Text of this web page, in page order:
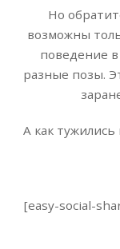
Но
возможны
поведение
разные позы.
А как
[easy-social-